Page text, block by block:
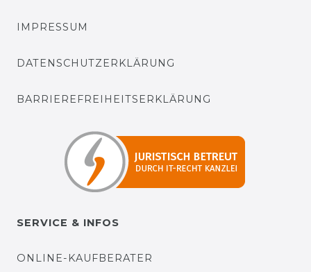
IMPRESSUM
DATENSCHUTZERKLÄRUNG
BARRIEREFREIHEITSERKLÄRUNG
SERVICE & INFOS
ONLINE-KAUFBERATER